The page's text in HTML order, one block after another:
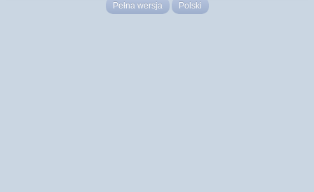
Pełna wersja Polski